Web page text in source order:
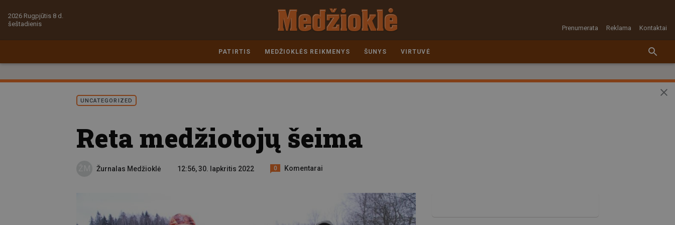
2026 Rugpjūtis 8 d.
šeštadienis
Prenumerata Reklama Kontaktai
PATIRTIS MEDŽIOKLĖS REIKMENYS ŠUNYS VIRTUVĖ
UNCATEGORIZED
Reta medžiotojų šeima
Žurnalas Medžioklė 12:56, 30. lapkritis 2022 0 Komentarai